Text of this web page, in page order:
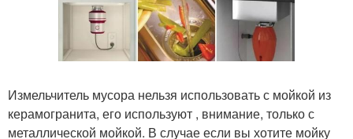
Измельчитель мусора нельзя использовать с мойкой из
керамогранита, его используют , внимание, только с
металлической мойкой. В случае если вы хотите мойку